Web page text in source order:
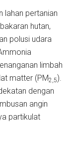
lahan pertanian
hutan,
polusi udara
limbah
matter (PM2,5).
dengan
angin
partikulat